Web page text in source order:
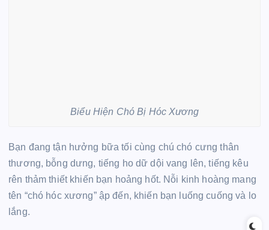
Biểu Hiện Chó Bị Hóc Xương
Bạn đang tận hưởng bữa tối cùng chú chó cưng thân
thương, bỗng dưng, tiếng ho dữ dội vang lên, tiếng kêu
rên thảm thiết khiến bạn hoảng hốt. Nỗi kinh hoàng mang
tên “chó hóc xương” ập đến, khiến bạn luống cuống và lo
lắng.